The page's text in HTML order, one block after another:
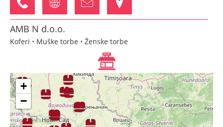
AMB N d.o.o.
Koferi • Muške torbe • Ženske torbe
Gazimestanska 13 Kruševac
+
−